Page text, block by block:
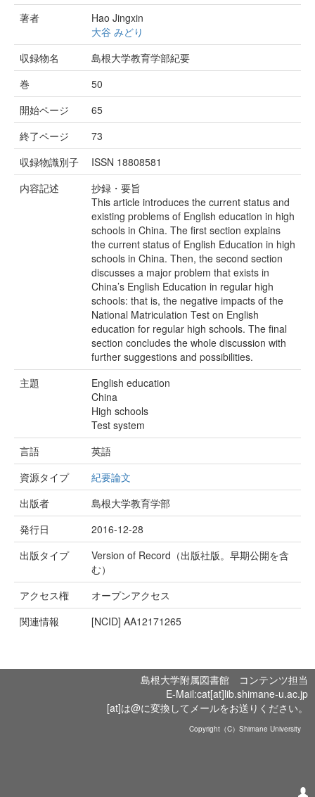
著者
Hao Jingxin
大谷 みどり
収録物名
島根大学教育学部紀要
巻
50
開始ページ
65
終了ページ
73
収録物識別子
ISSN 18808581
内容記述
抄録・要旨
This article introduces the current status and
existing problems of English education in high
schools in China. The first section explains
the current status of English Education in high
schools in China. Then, the second section
discusses a major problem that exists in
China’s English Education in regular high
schools: that is, the negative impacts of the
National Matriculation Test on English
education for regular high schools. The final
section concludes the whole discussion with
further suggestions and possibilities.
主題
English education
China
High schools
Test system
言語
英語
資源タイプ
紀要論文
出版者
島根大学教育学部
発行日
2016-12-28
出版タイプ
Version of Record（出版社版。早期公開を含
む）
アクセス権
オープンアクセス
関連情報
[NCID] AA12171265
島根大学附属図書館 コンテンツ担当
E-Mail:cat[at]lib.shimane-u.ac.jp
[at]は@に変換してメールをお送りください。
Copyright（C）Shimane University